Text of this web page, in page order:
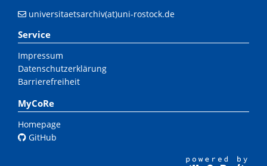
universitaetsarchiv(at)uni-rostock.de
Service
Impressum
Datenschutzerklärung
Barrierefreiheit
MyCoRe
Homepage
GitHub